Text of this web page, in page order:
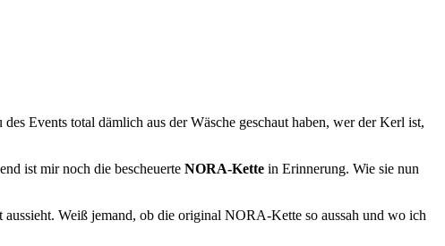
Events total dämlich aus der Wäsche geschaut haben, wer der Kerl ist,
ist mir noch die bescheuerte NORA-Kette in Erinnerung. Wie sie nun
aussieht. Weiß jemand, ob die original NORA-Kette so aussah und wo ich